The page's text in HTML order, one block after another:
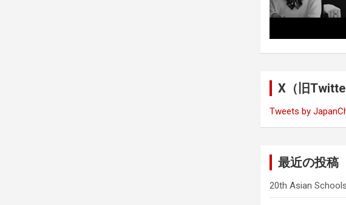
X（旧
Tweets by
最近の投稿
20th Asian